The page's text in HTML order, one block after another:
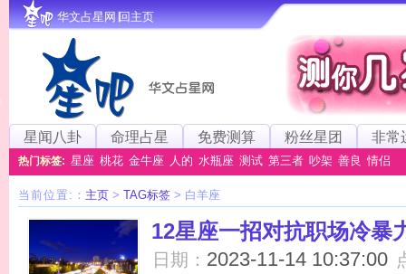
华文占星网∣回主页
星闻八卦 命理占星 免费测算 粉丝星团 非常
热门标签: 星座 桃花 金牛座 人的 水瓶座 测试 第三者 吵架 善良 情侣
当前位置: ： 主页 > TAG标签 > 白羊座
12星座一招对抗职场冷暴
日期： 2023-11-14 10:37:00